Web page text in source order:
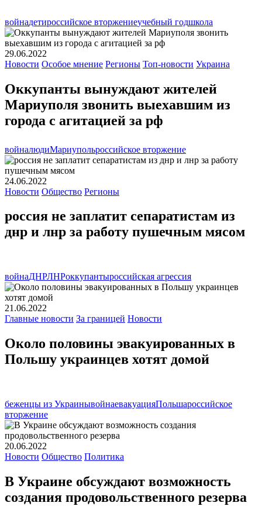
войнадетироссийское вторжениеучебный годшкола
29.06.2022
Новости Особое мнение Регионы Топ-новости Украина
Оккупанты вынуждают жителей
Мариуполя звонить выехавшим из
города с агитацией за рф
войналюдиМариупольроссийское вторжение
24.06.2022
Новости Общество Регионы
россия не заплатит сепаратистам из
днр и лнр за работу пушечным мясом
войнаДНРЛНРоккупантыроссийская агрессия
21.06.2022
Главные новости За границей Новости
Около половины эвакуированных в
Польшу украинцев хотят домой
беженцы из УкраинывойнаевакуацияПольшароссийское
вторжение
20.06.2022
Новости Общество Политика
В Украине обсуждают возможность
создания продовольственного резерва